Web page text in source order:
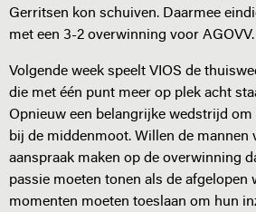
Gerritsen kon schuiven. Daarmee
met een 3-2 overwinning voor AGOVV.
Volgende week speelt VIOS de
die met één punt meer op plek acht
Opnieuw een belangrijke wedstrijd
bij de middenmoot. Willen de mannen
aanspraak maken op de overwinning
passie moeten tonen als de afgelopen
momenten moeten toeslaan om hun